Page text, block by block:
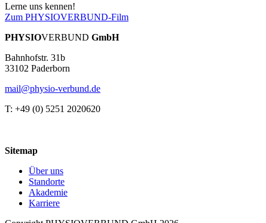
Lerne uns kennen!
Zum PHYSIOVERBUND-Film
PHYSIOVERBUND GmbH
Bahnhofstr. 31b
33102 Paderborn
mail@physio-verbund.de
T: +49 (0) 5251 2020620
Sitemap
Über uns
Standorte
Akademie
Karriere